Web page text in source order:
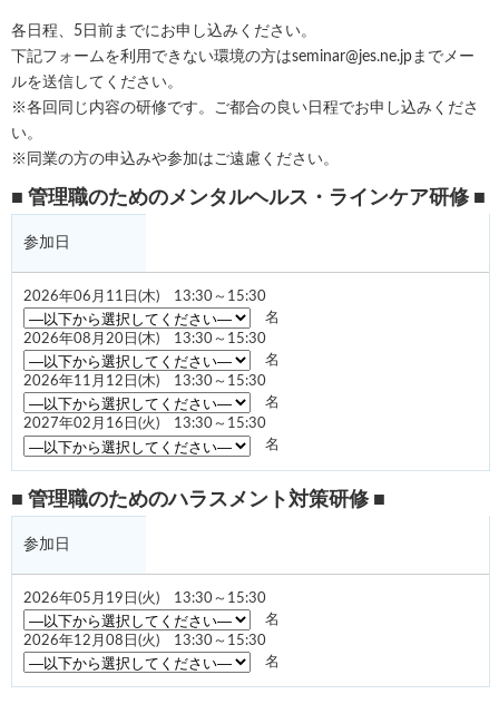
各日程、5日前までにお申し込みください。
下記フォームを利用できない環境の方はseminar@jes.ne.jpまでメー
ルを送信してください。
※各回同じ内容の研修です。ご都合の良い日程でお申し込みくださ
い。
※同業の方の申込みや参加はご遠慮ください。
■ 管理職のためのメンタルヘルス・ラインケア研修 ■
参加日
2026年06月11日(木) 13:30～15:30
名
2026年08月20日(木) 13:30～15:30
名
2026年11月12日(木) 13:30～15:30
名
2027年02月16日(火) 13:30～15:30
名
■ 管理職のためのハラスメント対策研修 ■
参加日
2026年05月19日(火) 13:30～15:30
名
2026年12月08日(火) 13:30～15:30
名